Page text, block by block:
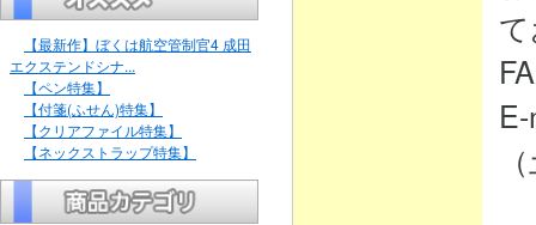
【最新作】ぼくは航空管制官4 成田
エクステンドシナ...
【ペン特集】
【付箋(ふせん)特集】
【クリアファイル特集】
【ネックストラップ特集】